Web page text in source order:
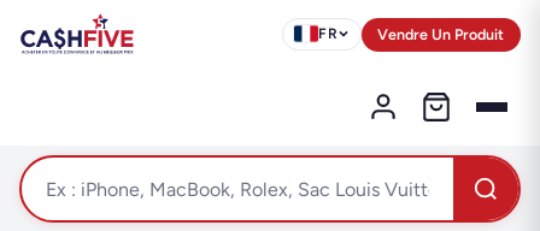
FR Vendre Un Produit